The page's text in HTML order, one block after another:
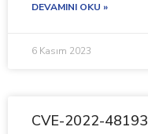
DEVAMINI OKU »
6 Kasım 2023
CVE-2022-48193